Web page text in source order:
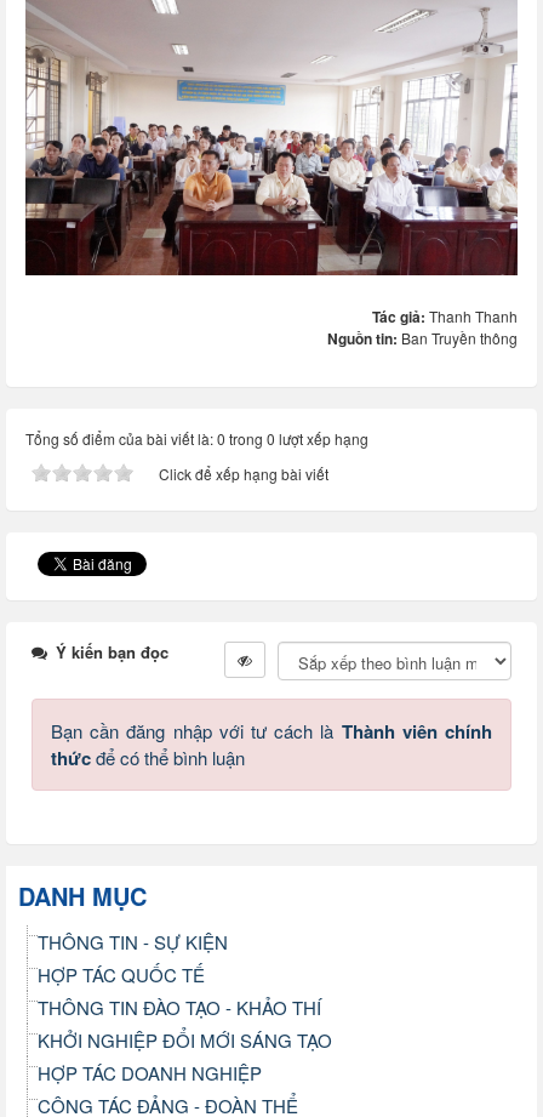
Tác giả: Thanh Thanh
Nguồn tin: Ban Truyền thông
Tổng số điểm của bài viết là: 0 trong 0 lượt xếp hạng
Click để xếp hạng bài viết
Ý kiến bạn đọc
Bạn cần đăng nhập với tư cách là Thành viên chính
thứcđể có thể bình luận
DANH MỤC
THÔNG TIN - SỰ KIỆN
HỢP TÁC QUỐC TẾ
THÔNG TIN ĐÀO TẠO - KHẢO THÍ
KHỞI NGHIỆP ĐỔI MỚI SÁNG TẠO
HỢP TÁC DOANH NGHIỆP
CÔNG TÁC ĐẢNG - ĐOÀN THỂ